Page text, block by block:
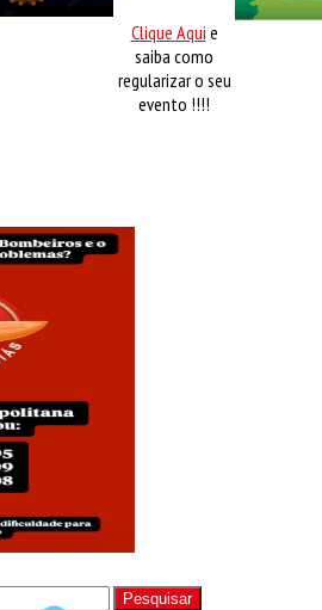
Clique Aqui e
saiba como
regularizar o seu
evento !!!!